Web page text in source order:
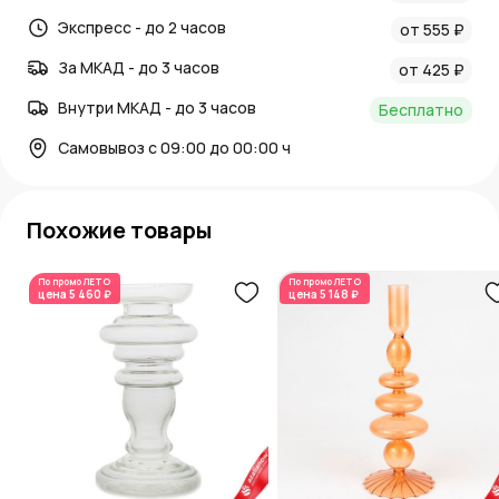
Экспресс - до 2 часов
от 555 ₽
За МКАД - до 3 часов
от 425 ₽
Внутри МКАД - до 3 часов
Бесплатно
Самовывоз с 09:00 до 00:00 ч
Похожие товары
По промоЛЕТО
цена 5 460 ₽
По промоЛЕТО
цена 5 148 ₽